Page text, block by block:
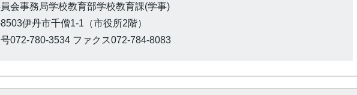
会事務局学校教育部学校教育課(学事)
伊丹市千僧1-1（市役所2階）
072-780-3534 ファクス072-784-8083